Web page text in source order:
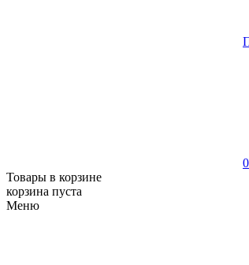
0
Товары в корзине
корзина пуста
Меню